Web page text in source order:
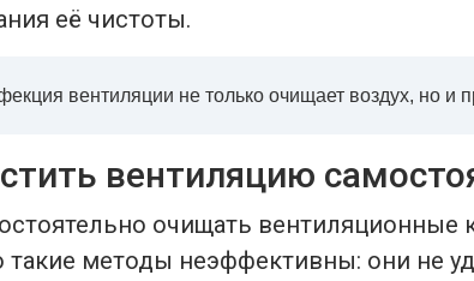
её чистоты.
вентиляции не только очищает воздух, но и
вентиляцию
очищать
методы неэффективны: они не